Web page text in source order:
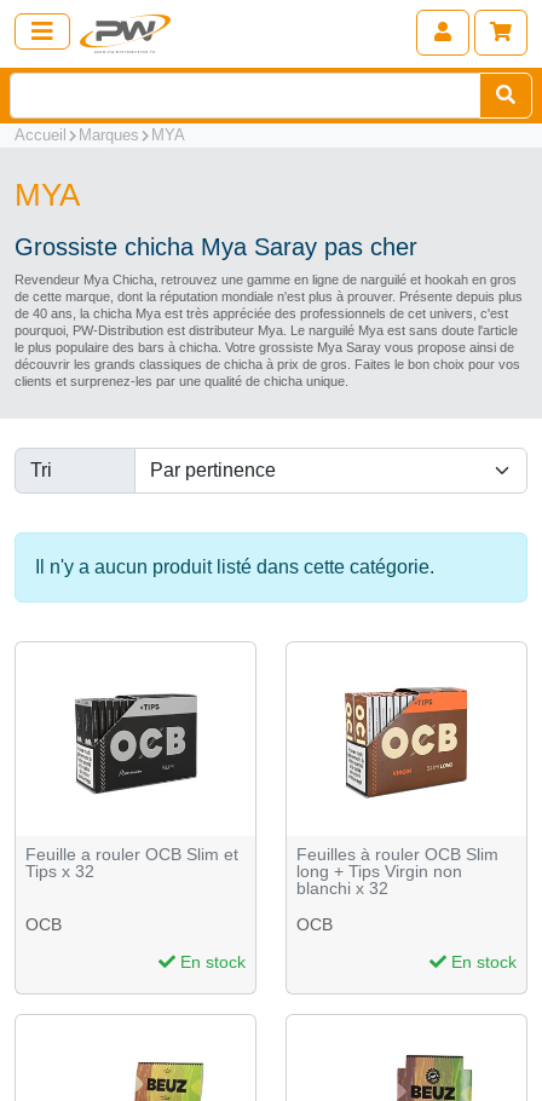
Accueil Marques MYA
MYA
Grossiste chicha Mya Saray pas cher
Revendeur Mya Chicha, retrouvez une gamme en ligne de narguilé et hookah en gros
de cette marque, dont la réputation mondiale n'est plus à prouver. Présente depuis plus
de 40 ans, la chicha Mya est très appréciée des professionnels de cet univers, c'est
pourquoi, PW-Distribution est distributeur Mya. Le narguilé Mya est sans doute l'article
le plus populaire des bars à chicha. Votre grossiste Mya Saray vous propose ainsi de
découvrir les grands classiques de chicha à prix de gros. Faites le bon choix pour vos
clients et surprenez-les par une qualité de chicha unique.
Tri
Il n'y a aucun produit listé dans cette catégorie.
Feuille a rouler OCB Slim et
Tips x 32
OCB
En stock
Feuilles à rouler OCB Slim
long + Tips Virgin non
blanchi x 32
OCB
En stock